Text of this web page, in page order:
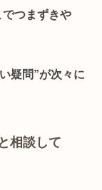
つまずきや
疑問”が次々に
相談して